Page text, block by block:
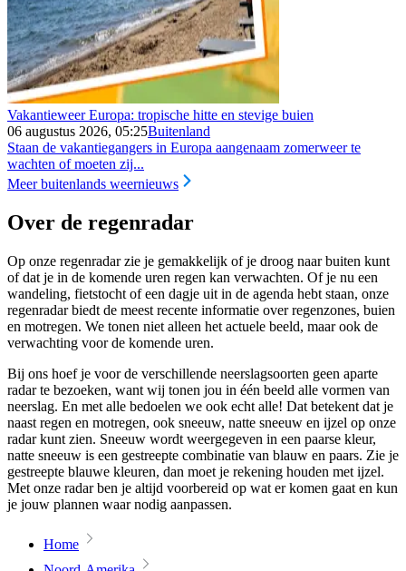
Vakantieweer Europa: tropische hitte en stevige buien
06 augustus 2026, 05:25Buitenland
Staan de vakantiegangers in Europa aangenaam zomerweer te
wachten of moeten zij...
Meer buitenlands weernieuws
Over de regenradar
Op onze regenradar zie je gemakkelijk of je droog naar buiten kunt
of dat je in de komende uren regen kan verwachten. Of je nu een
wandeling, fietstocht of een dagje uit in de agenda hebt staan, onze
regenradar biedt de meest recente informatie over regenzones, buien
en motregen. We tonen niet alleen het actuele beeld, maar ook de
verwachting voor de komende uren.
Bij ons hoef je voor de verschillende neerslagsoorten geen aparte
radar te bezoeken, want wij tonen jou in één beeld alle vormen van
neerslag. En met alle bedoelen we ook echt alle! Dat betekent dat je
naast regen en motregen, ook sneeuw, natte sneeuw en ijzel op onze
radar kunt zien. Sneeuw wordt weergegeven in een paarse kleur,
natte sneeuw is een gestreepte combinatie van blauw en paars. Zie je
gestreepte blauwe kleuren, dan moet je rekening houden met ijzel.
Met onze radar ben je altijd voorbereid op wat er komen gaat en kun
je jouw plannen waar nodig aanpassen.
Home